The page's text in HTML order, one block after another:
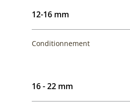
12-16 mm
Conditionnement
16 - 22 mm